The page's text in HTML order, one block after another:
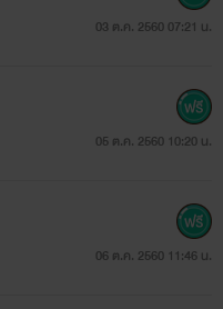
03 ต.ค. 2560 07:21 น.
05 ต.ค. 2560 10:20 น.
06 ต.ค. 2560 11:46 น.